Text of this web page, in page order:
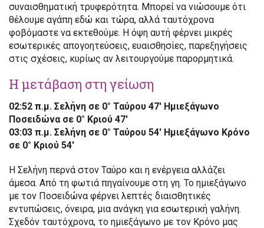
συναισθηματική τρυφερότητα. Μπορεί να νιώσουμε ότι
θέλουμε αγάπη εδώ και τώρα, αλλά ταυτόχρονα
φοβόμαστε να εκτεθούμε. Η όψη αυτή φέρνει μικρές
εσωτερικές απογοητεύσεις, ευαισθησίες, παρεξηγήσεις
στις σχέσεις, κυρίως αν λειτουργούμε παρορμητικά.
Η μετάβαση στη γείωση
02:52 π.μ. Σελήνη σε 0° Ταύρου 47′ Ημιεξάγωνο
Ποσειδώνα σε 0° Κριού 47′
03:03 π.μ. Σελήνη σε 0° Ταύρου 54′ Ημιεξάγωνο Κρόνο
σε 0° Κριού 54′
Η Σελήνη περνά στον Ταύρο και η ενέργεια αλλάζει
άμεσα. Από τη φωτιά πηγαίνουμε στη γη. Το ημιεξάγωνο
με τον Ποσειδώνα φέρνει λεπτές διαισθητικές
εντυπώσεις, όνειρα, μια ανάγκη για εσωτερική γαλήνη.
Σχεδόν ταυτόχρονα, το ημιεξάγωνο με τον Κρόνο μας